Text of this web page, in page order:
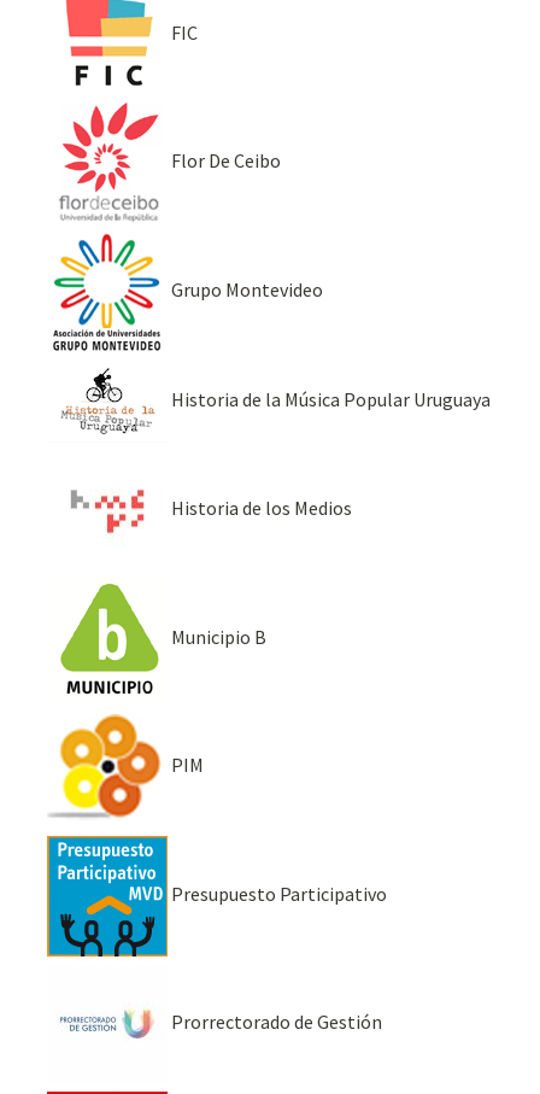
FIC
Flor De Ceibo
Grupo Montevideo
Historia de la Música Popular Uruguaya
Historia de los Medios
Municipio B
PIM
Presupuesto Participativo
Prorrectorado de Gestión